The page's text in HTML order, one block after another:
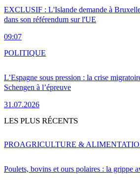
EXCLUSIF : L'Islande demande à
dans son référendum sur l'UE
09:07
L’Espagne sous pression : la crise
Schengen à l’épreuve
31.07.2026
POLITIQUE
LES PLUS RÉCENTS
Poulets, bovins et ours polaires : la grippe
PROAGRICULTURE &